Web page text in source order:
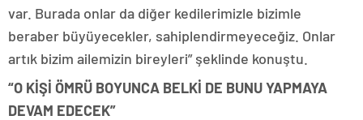
var. Burada onlar da diğer kedilerimizle bizimle
beraber büyüyecekler, sahiplendirmeyeceğiz. Onlar
artık bizim ailemizin bireyleri” şeklinde konuştu.
“O KİŞİ ÖMRÜ BOYUNCA BELKİ DE BUNU YAPMAYA
DEVAM EDECEK”